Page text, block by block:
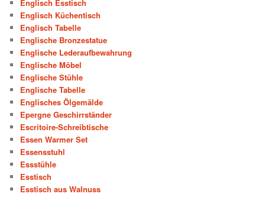
Englisch Esstisch
Englisch Küchentisch
Englisch Tabelle
Englische Bronzestatue
Englische Lederaufbewahrung
Englische Möbel
Englische Stühle
Englische Tabelle
Englisches Ölgemälde
Epergne Geschirrständer
Escritoire-Schreibtische
Essen Warmer Set
Essensstuhl
Essstühle
Esstisch
Esstisch aus Walnuss